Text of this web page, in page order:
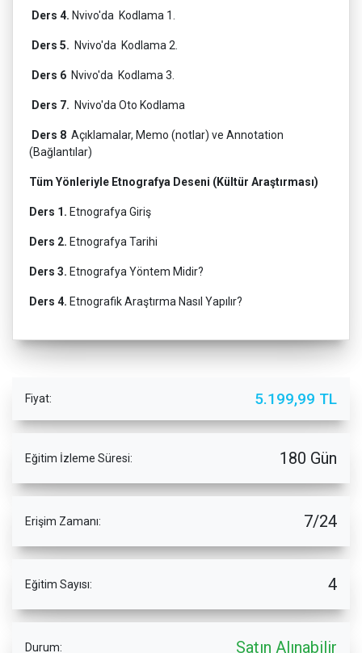
Ders 4. Nvivo'da Kodlama 1.
Ders 5. Nvivo'da Kodlama 2.
Ders 6 Nvivo'da Kodlama 3.
Ders 7. Nvivo'da Oto Kodlama
Ders 8 Açıklamalar, Memo (notlar) ve Annotation
(Bağlantılar)
Tüm Yönleriyle Etnografya Deseni (Kültür Araştırması)
Ders 1. Etnografya Giriş
Ders 2. Etnografya Tarihi
Ders 3. Etnografya Yöntem Midir?
Ders 4. Etnografik Araştırma Nasıl Yapılır?
Fiyat: 5.199,99 TL
Eğitim İzleme Süresi: 180 Gün
Erişim Zamanı: 7/24
Eğitim Sayısı: 4
Durum: Satın Alınabilir